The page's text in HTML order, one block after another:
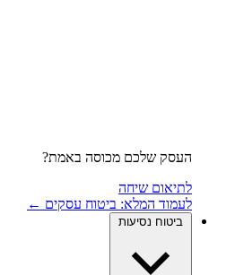
העסק שלכם מכוסה באמת?
לתיאום שיחה
לעמוד המלא: ביטוח עסקים ←
ביטוח נסיעות